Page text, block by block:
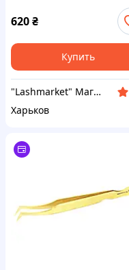
620₴
Купить
"Lashmarket" Магазин материалов для наращивания и ламинирования ресниц, окрашивания бровей
Харьков